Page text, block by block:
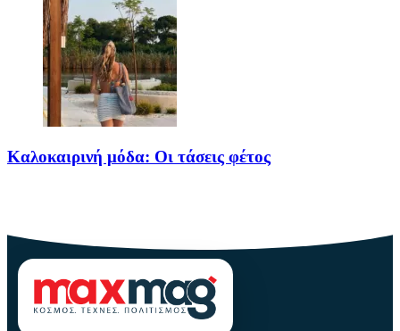
Καλοκαιρινή μόδα: Οι τάσεις φέτος